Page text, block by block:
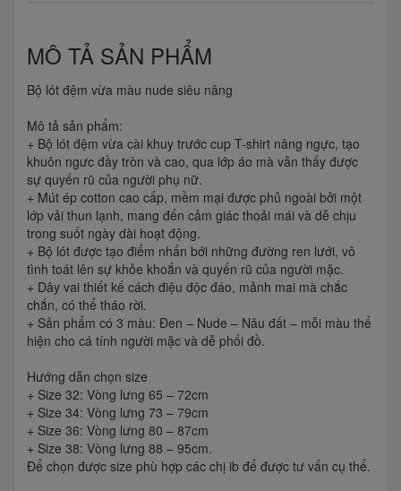
MÔ TẢ SẢN PHẨM
Bộ lót đệm vừa màu nude siêu nâng
Mô tả sản phẩm:
+ Bộ lót đệm vừa cài khuy trước cup T-shirt nâng ngực, tạo
khuôn ngưc đầy tròn và cao, qua lớp áo mà vẫn thấy được
sự quyến rũ của người phụ nữ.
+ Mút ép cotton cao cấp, mềm mại được phủ ngoài bởi một
lớp vải thun lạnh, mang đến cảm giác thoải mái và dễ chịu
trong suốt ngày dài hoạt động.
+ Bộ lót được tạo điểm nhấn bới những đường ren lưới, vô
tình toát lên sự khỏe khoắn và quyến rũ của người mặc.
+ Dây vai thiết kế cách điệu độc đáo, mảnh mai mà chắc
chắn, có thể tháo rời.
+ Sản phẩm có 3 màu: Đen – Nude – Nâu đất – mỗi màu thể
hiện cho cá tính người mặc và dễ phối đồ.
Hướng dẫn chọn size
+ Size 32: Vòng lưng 65 – 72cm
+ Size 34: Vòng lưng 73 – 79cm
+ Size 36: Vòng lưng 80 – 87cm
+ Size 38: Vòng lưng 88 – 95cm.
Để chọn được size phù hợp các chị ib để được tư vấn cụ thể.